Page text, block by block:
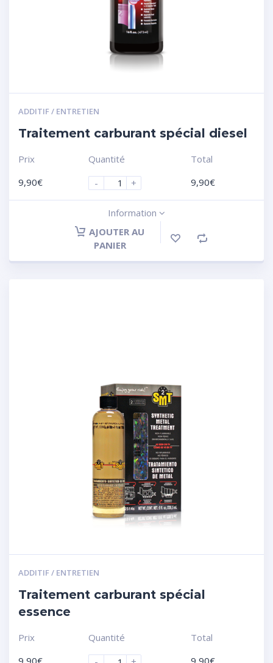
ADDITIF / ENTRETIEN
Traitement carburant spécial diesel
Prix
9,90€
Quantité
-
+
Total
9,90€
Information
AJOUTER AU
PANIER
ADDITIF / ENTRETIEN
Traitement carburant spécial
essence
Prix
Quantité
Total